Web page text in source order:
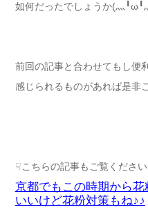
如何だったでしょうか(灬╹ω╹
前回の記事と合わせてもし便
感じられるものがあれば是非
☟こちらの記事もご覧ください
京都でもこの時期から
いいけど花粉対策もね♪♪